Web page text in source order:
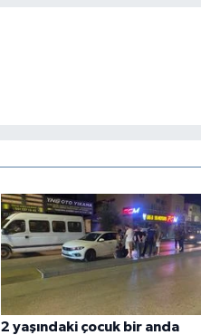
2 yaşındaki çocuk bir anda